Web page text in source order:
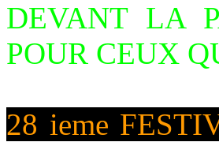
DEVANT LA
POUR CEUX
28 ieme